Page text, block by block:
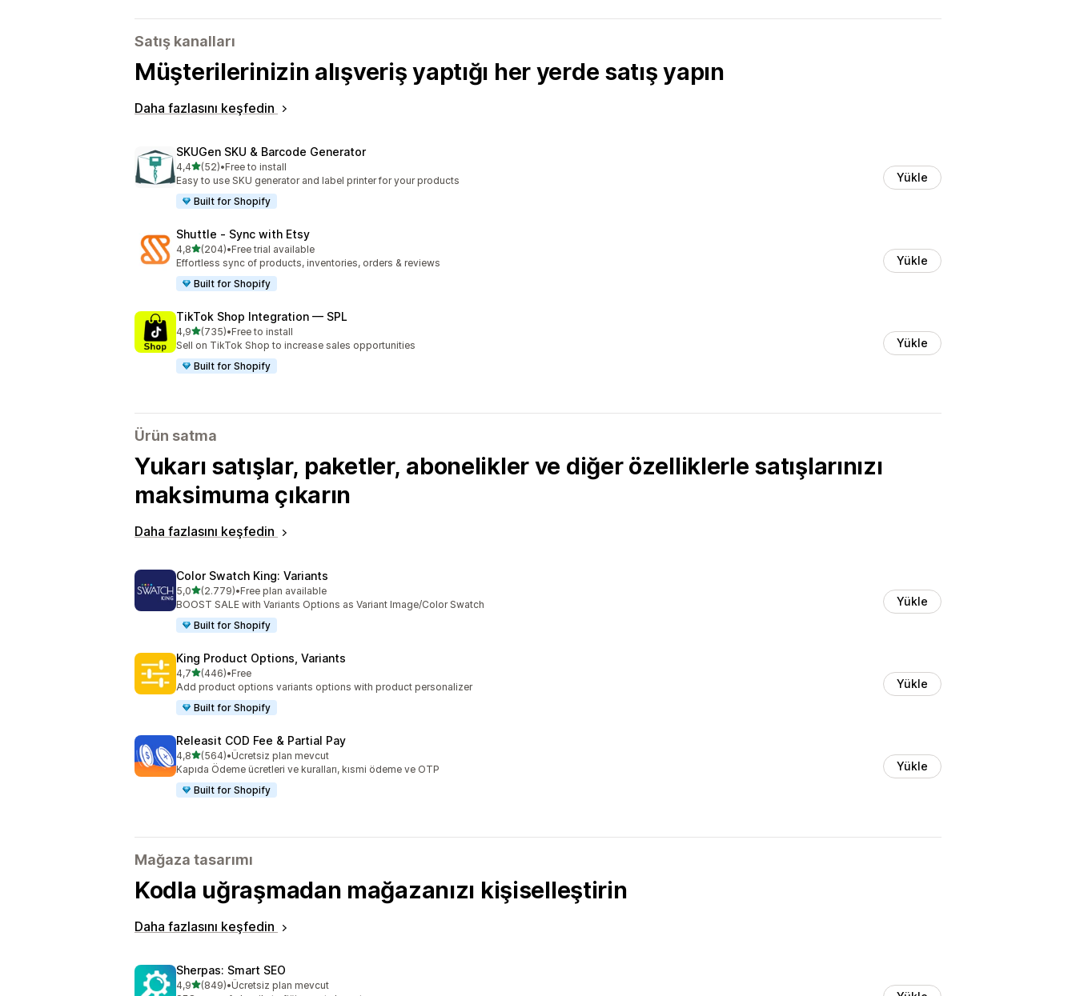
Satış kanalları
Müşterilerinizin alışveriş yaptığı her yerde satış yapın
Daha fazlasını keşfedin
SKUGen SKU & Barcode Generator
4,45 yıldız üzerinden
(52)
toplam 52 değerlendirme
•Free to install
Easy to use SKU generator and label printer for your products
Built for Shopify
Yükle
Shuttle ‑ Sync with Etsy
4,85 yıldız üzerinden
(204)
toplam 204 değerlendirme
•Free trial available
Effortless sync of products, inventories, orders & reviews
Built for Shopify
Yükle
TikTok Shop Integration — SPL
4,95 yıldız üzerinden
(735)
toplam 735 değerlendirme
•Free to install
Sell on TikTok Shop to increase sales opportunities
Built for Shopify
Yükle
Ürün satma
Yukarı satışlar, paketler, abonelikler ve diğer özelliklerle satışlarınızı
maksimuma çıkarın
Daha fazlasını keşfedin
Color Swatch King: Variants
5,05 yıldız üzerinden
(2.779)
toplam 2779 değerlendirme
•Free plan available
BOOST SALE with Variants Options as Variant Image/Color Swatch
Built for Shopify
Yükle
King Product Options, Variants
4,75 yıldız üzerinden
(446)
toplam 446 değerlendirme
•Free
Add product options variants options with product personalizer
Built for Shopify
Yükle
Releasit COD Fee & Partial Pay
4,85 yıldız üzerinden
(564)
toplam 564 değerlendirme
•Ücretsiz plan mevcut
Kapıda Ödeme ücretleri ve kuralları, kısmi ödeme ve OTP
Built for Shopify
Yükle
Mağaza tasarımı
Kodla uğraşmadan mağazanızı kişiselleştirin
Daha fazlasını keşfedin
Sherpas: Smart SEO
4,95 yıldız üzerinden
(849)
toplam 849 değerlendirme
•Ücretsiz plan mevcut